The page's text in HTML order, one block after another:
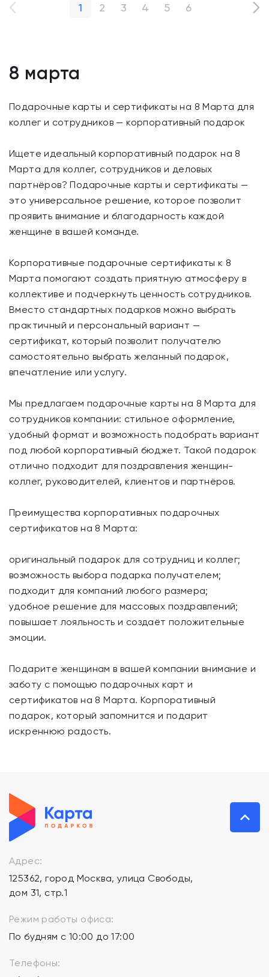
1 2 3 4 5 6
8 марта
Подарочные карты и сертификаты на 8 Марта для
коллег и сотрудников — корпоративный подарок
Ищете идеальный корпоративный подарок на 8
Марта для коллег, сотрудников и деловых
партнёров? Подарочные карты и сертификаты —
это универсальное решение, которое позволит
проявить внимание и благодарность каждой
женщине в вашей команде.
Корпоративные подарочные сертификаты к 8
Марта помогают создать приятную атмосферу в
коллективе и подчеркнуть ценность сотрудников.
Вместо стандартных подарков можно выбрать
практичный и персональный вариант —
сертификат, который позволит получателю
самостоятельно выбрать желанный подарок,
впечатление или услугу.
Мы предлагаем подарочные карты на 8 Марта для
сотрудников компании: стильное оформление,
удобный формат и возможность подобрать вариант
под любой корпоративный бюджет. Такой подарок
отлично подходит для поздравления женщин-
коллег, руководителей, клиентов и партнёров.
Преимущества корпоративных подарочных
сертификатов на 8 Марта:
оригинальный подарок для сотрудниц и коллег;
возможность выбора подарка получателем;
подходит для компаний любого размера;
удобное решение для массовых поздравлений;
повышает лояльность и создаёт положительные
эмоции.
Подарите женщинам в вашей компании внимание и
заботу с помощью подарочных карт и
сертификатов на 8 Марта. Корпоративный
подарок, который запомнится и подарит
искреннюю радость.
Адрес:
125362, город Москва, улица Свободы,
дом 31, стр.1
Режим работы офиса:
По будням с 10:00 до 17:00
Телефоны: